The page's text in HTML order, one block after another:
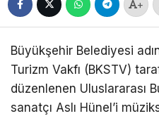
+
Büyükşehir Belediyesi
Turizm Vakfı (BKSTV)
düzenlenen Uluslararası
sanatçı Aslı Hünel’i